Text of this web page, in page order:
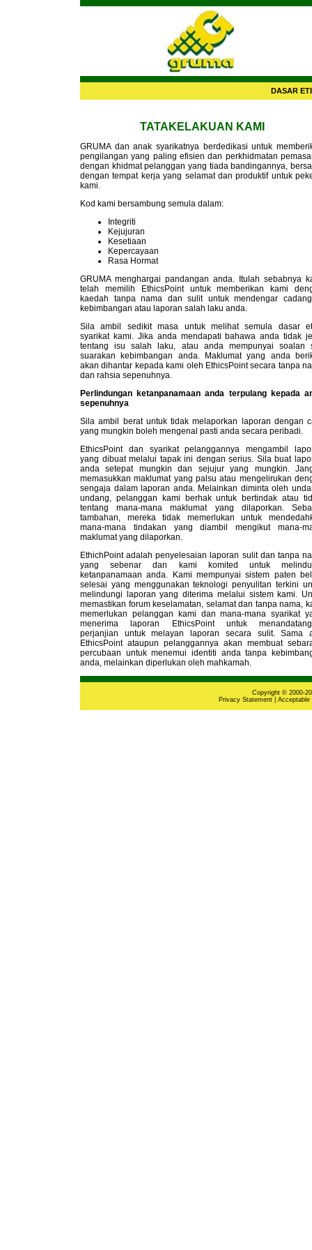
DASAR
TATAKELAKUAN KAMI
GRUMA dan anak syarikatnya berdedikasi untuk
pengilangan yang paling efisien dan perkhidmatan
dengan khidmat pelanggan yang tiada bandingannya,
dengan tempat kerja yang selamat dan produktif untuk
kami.
Kod kami bersambung semula dalam:
Integriti
Kejujuran
Kesetiaan
Kepercayaan
Rasa Hormat
GRUMA menghargai pandangan anda. Itulah sebabnya
telah memilih EthicsPoint untuk memberikan kami
kaedah tanpa nama dan sulit untuk mendengar
kebimbangan atau laporan salah laku anda.
Sila ambil sedikit masa untuk melihat semula dasar
syarikat kami. Jika anda mendapati bahawa anda tidak
tentang isu salah laku, atau anda mempunyai soalan
suarakan kebimbangan anda. Maklumat yang anda
akan dihantar kepada kami oleh EthicsPoint secara tanpa
dan rahsia sepenuhnya.
Perlindungan ketanpanamaan anda terpulang kepada
sepenuhnya
Sila ambil berat untuk tidak melaporkan laporan dengan
yang mungkin boleh mengenal pasti anda secara peribadi.
EthicsPoint dan syarikat pelanggannya mengambil
yang dibuat melalui tapak ini dengan serius. Sila buat
anda setepat mungkin dan sejujur yang mungkin.
memasukkan maklumat yang palsu atau mengelirukan
sengaja dalam laporan anda. Melainkan diminta oleh
undang, pelanggan kami berhak untuk bertindak atau
tentang mana-mana maklumat yang dilaporkan.
tambahan, mereka tidak memerlukan untuk
mana-mana tindakan yang diambil mengikut mana-
maklumat yang dilaporkan.
EthichPoint adalah penyelesaian laporan sulit dan tanpa
yang sebenar dan kami komited untuk
ketanpanamaan anda. Kami mempunyai sistem paten
selesai yang menggunakan teknologi penyulitan terkini
melindungi laporan yang diterima melalui sistem kami.
memastikan forum keselamatan, selamat dan tanpa nama,
memerlukan pelanggan kami dan mana-mana syarikat
menerima laporan EthicsPoint untuk
perjanjian untuk melayan laporan secara sulit. Sama
EthicsPoint ataupun pelanggannya akan membuat
percubaan untuk menemui identiti anda tanpa
anda, melainkan diperlukan oleh mahkamah.
Copyright © 2000-
Privacy Statement| Acceptable